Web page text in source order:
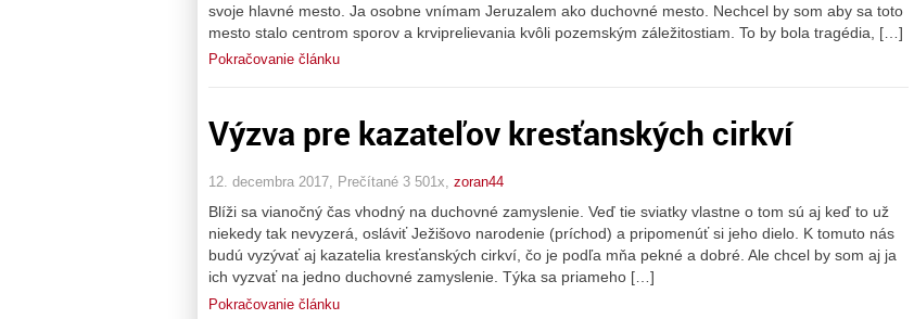
svoje hlavné mesto. Ja osobne vnímam Jeruzalem ako duchovné mesto. Nechcel by som aby sa toto
mesto stalo centrom sporov a krviprelievania kvôli pozemským záležitostiam. To by bola tragédia, […]
Pokračovanie článku
Výzva pre kazateľov kresťanských cirkví
12. decembra 2017, Prečítané 3 501x, zoran44
Blíži sa vianočný čas vhodný na duchovné zamyslenie. Veď tie sviatky vlastne o tom sú aj keď to už
niekedy tak nevyzerá, osláviť Ježišovo narodenie (príchod) a pripomenúť si jeho dielo. K tomuto nás
budú vyzývať aj kazatelia kresťanských cirkví, čo je podľa mňa pekné a dobré. Ale chcel by som aj ja
ich vyzvať na jedno duchovné zamyslenie. Týka sa priameho […]
Pokračovanie článku